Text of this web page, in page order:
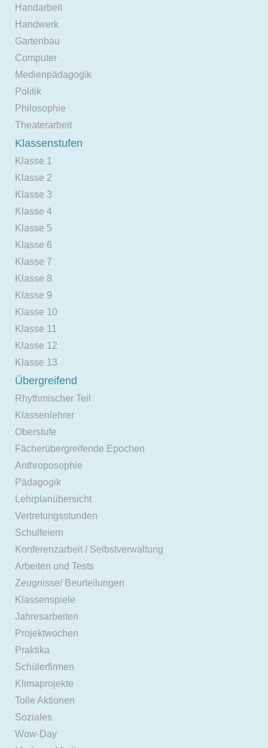
Handarbeit
Handwerk
Gartenbau
Computer
Medienpädagogik
Politik
Philosophie
Theaterarbeit
Klassenstufen
Klasse 1
Klasse 2
Klasse 3
Klasse 4
Klasse 5
Klasse 6
Klasse 7
Klasse 8
Klasse 9
Klasse 10
Klasse 11
Klasse 12
Klasse 13
Übergreifend
Rhythmischer Teil
Klassenlehrer
Oberstufe
Fächerübergreifende Epochen
Anthroposophie
Pädagogik
Lehrplanübersicht
Vertretungsstunden
Schulfeiern
Konferenzarbeit / Selbstverwaltung
Arbeiten und Tests
Zeugnisse/ Beurteilungen
Klassenspiele
Jahresarbeiten
Projektwochen
Praktika
Schülerfirmen
Klimaprojekte
Tolle Aktionen
Soziales
Wow-Day